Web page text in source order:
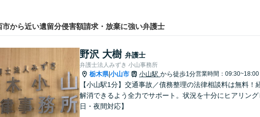
市から近い遺留分侵害額請求・放棄に強い弁護士
野沢 大樹 弁護士
弁護士法人みずき 小山事務所
栃木県|小山市 小山駅 から徒歩1分営業時間：09:30~18:00
【小山駅1分】交通事故／債務整理の法律相談料は無料
解消できるよう全力でサポート。状況を十分にヒアリン
日・夜間対応】